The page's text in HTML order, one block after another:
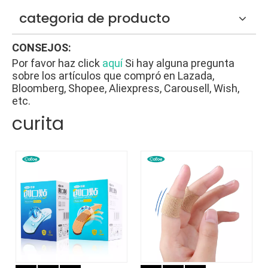
categoria de producto
CONSEJOS:
Por favor haz click aquí Si hay alguna pregunta
sobre los artículos que compró en Lazada,
Bloomberg, Shopee, Aliexpress, Carousell, Wish,
etc.
curita